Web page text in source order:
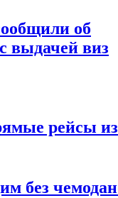
об
выдачей виз
рейсы
без